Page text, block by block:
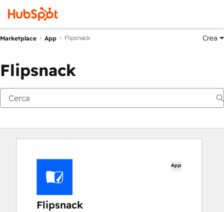
Marketplace App Flipsnack Crea
Flipsnack
App
Flipsnack